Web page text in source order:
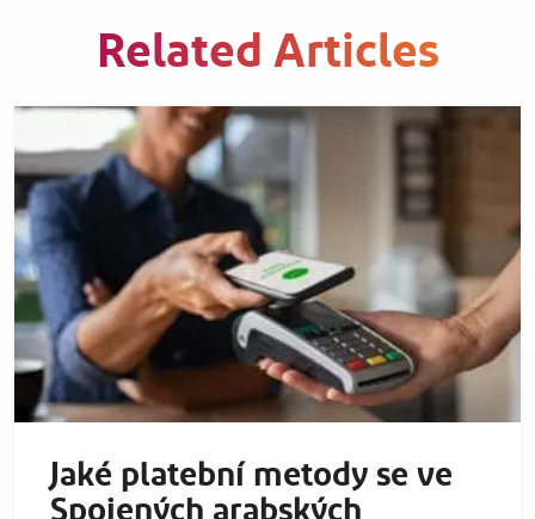
Related Articles
Jaké platební metody se ve